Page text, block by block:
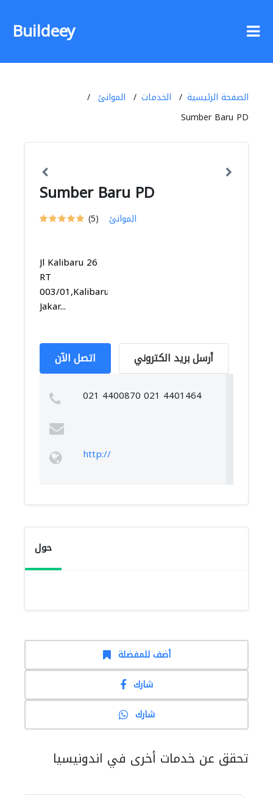
Buildeey
الصفحة الرئيسية الخدمات
الموانئ
Sumber Baru PD
Sumber Baru PD
(5) الموانئ
Jl Kalibaru 26
RT
003/01,Kalibaru,Cilincing,
Jakar...
اتصل الآن أرسل بريد الكتروني
021 4400870 021 4401464
http://
حول
أضف للمفضلة
شارك
شارك
تحقق عن خدمات أخرى في اندونيسيا